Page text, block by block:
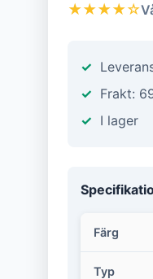
★★★★☆
Frakt:
I lager
Färg
Typ